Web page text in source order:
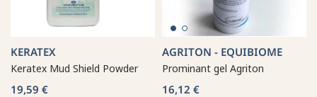
KERATEX
Keratex Mud Shield Powder
19,59 €
AGRITON - EQUIBIOME
Prominant gel Agriton
16,12 €